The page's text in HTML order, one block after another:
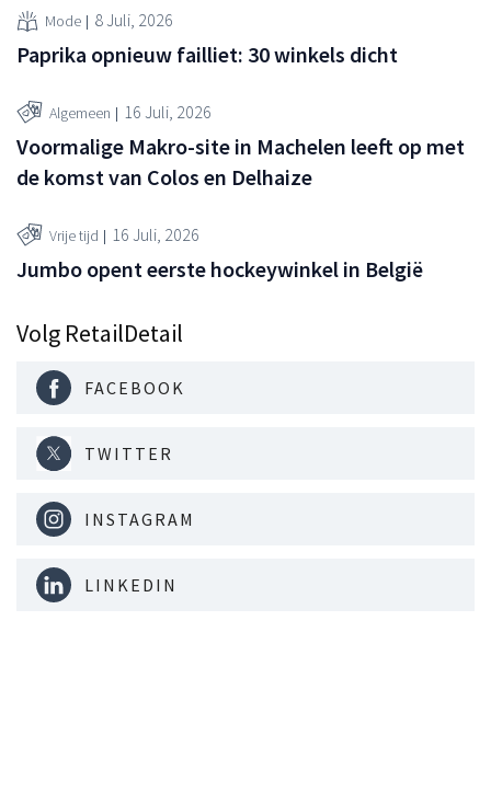
Mode 8 Juli, 2026
Paprika opnieuw failliet: 30 winkels dicht
Algemeen 16 Juli, 2026
Voormalige Makro-site in Machelen leeft op met
de komst van Colos en Delhaize
Vrije tijd 16 Juli, 2026
Jumbo opent eerste hockeywinkel in België
Volg RetailDetail
FACEBOOK
TWITTER
INSTAGRAM
LINKEDIN